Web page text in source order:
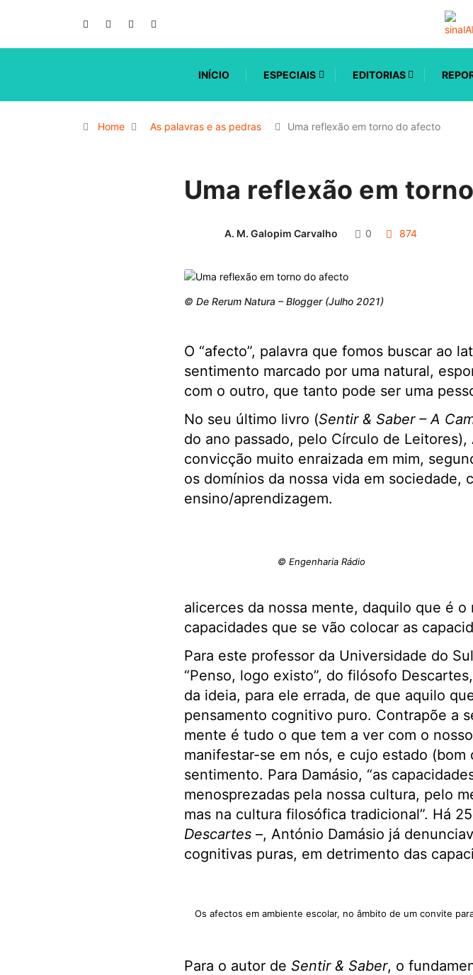
INÍCIO ESPECIAIS EDITORIAS
Home As palavras e as pedras Uma reflexão em torno do afecto
Uma reflexão em
A. M. Galopim Carvalho 0 874
© De Rerum Natura – Blogger (Julho 2021)
O “afecto”, palavra que fomos buscar ao
sentimento marcado por uma natural,
com o outro, que tanto pode ser uma
No seu último livro (Sentir & Saber – A
do ano passado, pelo Círculo de
convicção muito enraizada em mim,
os domínios da nossa vida em sociedade,
ensino/aprendizagem.
© Engenharia Rádio
alicerces da nossa mente, daquilo que é o
capacidades que se vão colocar as
Para este professor da Universidade do
“Penso, logo existo”, do filósofo
da ideia, para ele errada, de que aquilo
pensamento cognitivo puro. Contrapõe a
mente é tudo o que tem a ver com o
manifestar-se em nós, e cujo estado
sentimento. Para Damásio, “as
menosprezadas pela nossa cultura, pelo
mas na cultura filosófica tradicional”. Há
Descartes –, António Damásio já
cognitivas puras, em detrimento das
Os afectos em ambiente escolar, no âmbito de um convite
Para o autor de Sentir & Saber, o